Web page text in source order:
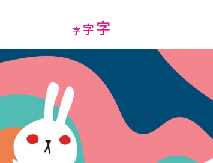
字Decrease
size.
字Reset
字Increase
font